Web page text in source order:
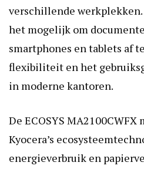
verschillende
het mogelijk om
smartphones en tablets af
flexibiliteit en het
in moderne kantoren.
De ECOSYS
Kyocera’s
energieverbruik en